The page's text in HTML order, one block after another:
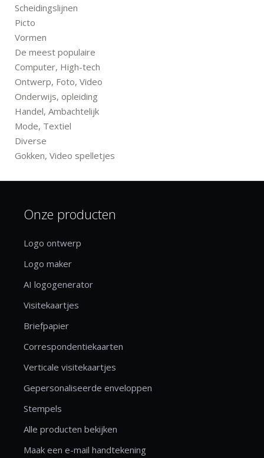
Scheidingslijnen
Picto
Vormen
De meest populaire
Computer, High-tech
Ontwerp, Foto, Video
Onderwijs, opleiding
Handel, Ambachtelijk
Mode, Textiel
Diverse
Gokken, Video spelletjes
Onze producten
Logo ontwerp
Logo maker
AI logogenerator
Visitekaartjes
Briefpapier
Correspondentiekaarten
Verticale visitekaartjes
Gepersonaliseerde enveloppen
Stempels
Alle producten bekijken
Maak een e-mail handtekening